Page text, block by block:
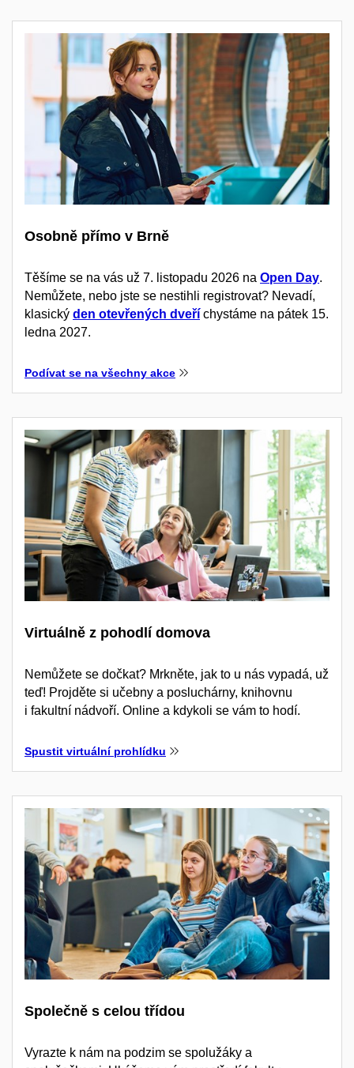
Osobně přímo v Brně
Těšíme se na vás už 7. listopadu 2026 na Open Day.
Nemůžete, nebo jste se nestihli registrovat? Nevadí,
klasický den otevřených dveří chystáme na pátek 15.
ledna 2027.
Podívat se na všechny akce
Virtuálně z pohodlí domova
Nemůžete se dočkat? Mrkněte, jak to u nás vypadá, už
teď! Projděte si učebny a posluchárny, knihovnu
i fakultní nádvoří. Online a kdykoli se vám to hodí.
Spustit virtuální prohlídku
Společně s celou třídou
Vyrazte k nám na podzim se spolužáky a